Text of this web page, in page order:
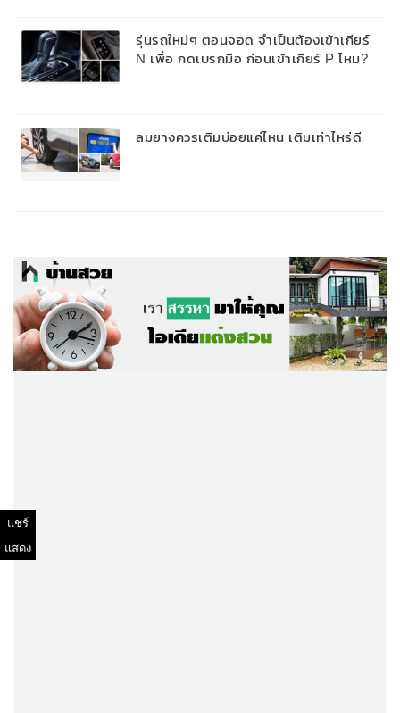
รุ่นรถใหม่ๆ ตอนจอด จำเป็นต้องเข้าเกียร์
N เพื่อ กดเบรกมือ ก่อนเข้าเกียร์ P ไหม?
ลมยางควรเติมบ่อยแค่ไหน เติมเท่าไหร่ดี
แชร์
แสดง